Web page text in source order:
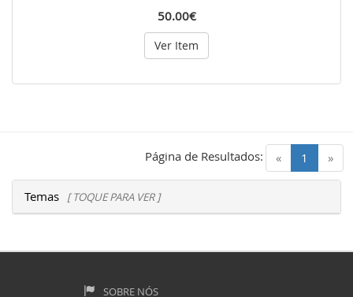
50.00€
Ver Item
« 1 (current)
»
Página de Resultados:
Temas [ TOQUE PARA VER ]
SOBRE NÓS